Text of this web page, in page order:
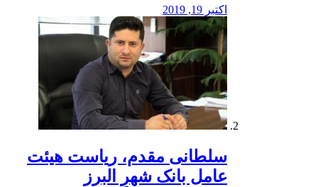
اکتبر 19, 2019
سلطانی مقدم، ریاست هیئت
عامل بانک شهرِ البرز